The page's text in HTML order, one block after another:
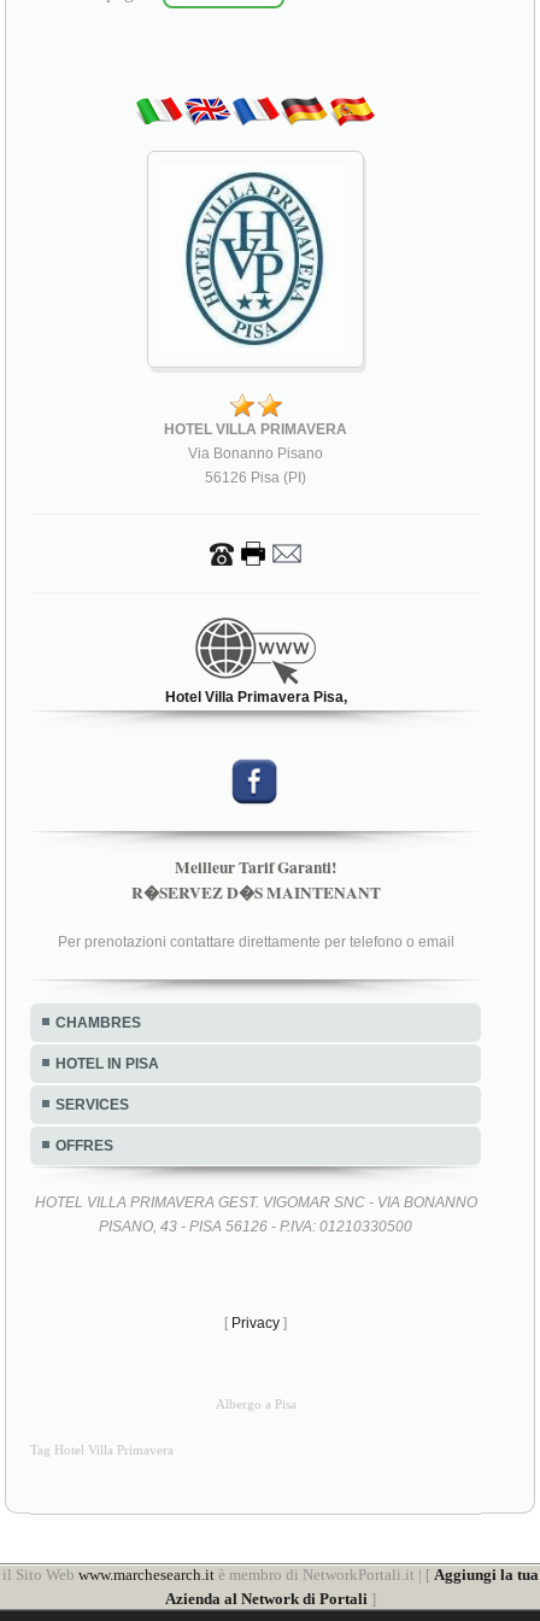
HOTEL VILLA PRIMAVERA
Via Bonanno Pisano
56126 Pisa (PI)
Hotel Villa Primavera Pisa,
Meilleur Tarif Garanti!
R�SERVEZ D�S MAINTENANT
Per prenotazioni contattare direttamente per telefono o email
CHAMBRES
HOTEL IN PISA
SERVICES
OFFRES
HOTEL VILLA PRIMAVERA GEST. VIGOMAR SNC - VIA BONANNO
PISANO, 43 - PISA 56126 - P.IVA: 01210330500
[ Privacy ]
Albergo a Pisa
Tag Hotel Villa Primavera
il Sito Web www.marchesearch.itè membro di NetworkPortali.it | [ Aggiungi la tua
Azienda al Network di Portali ]